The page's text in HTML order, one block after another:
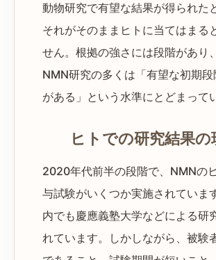
動物研究で有望な結果が得られた
それがそのままヒトに当てはまる
せん。根拠の強さには段階があり
NMN研究の多くは「有望な初期段
がある」という水準にとどまって
ヒトでの研究結果の
2020年代前半の段階で、NMNの
与試験がいくつか実施されていま
内でも慶應義塾大学などによる研
れています。しかしながら、被験